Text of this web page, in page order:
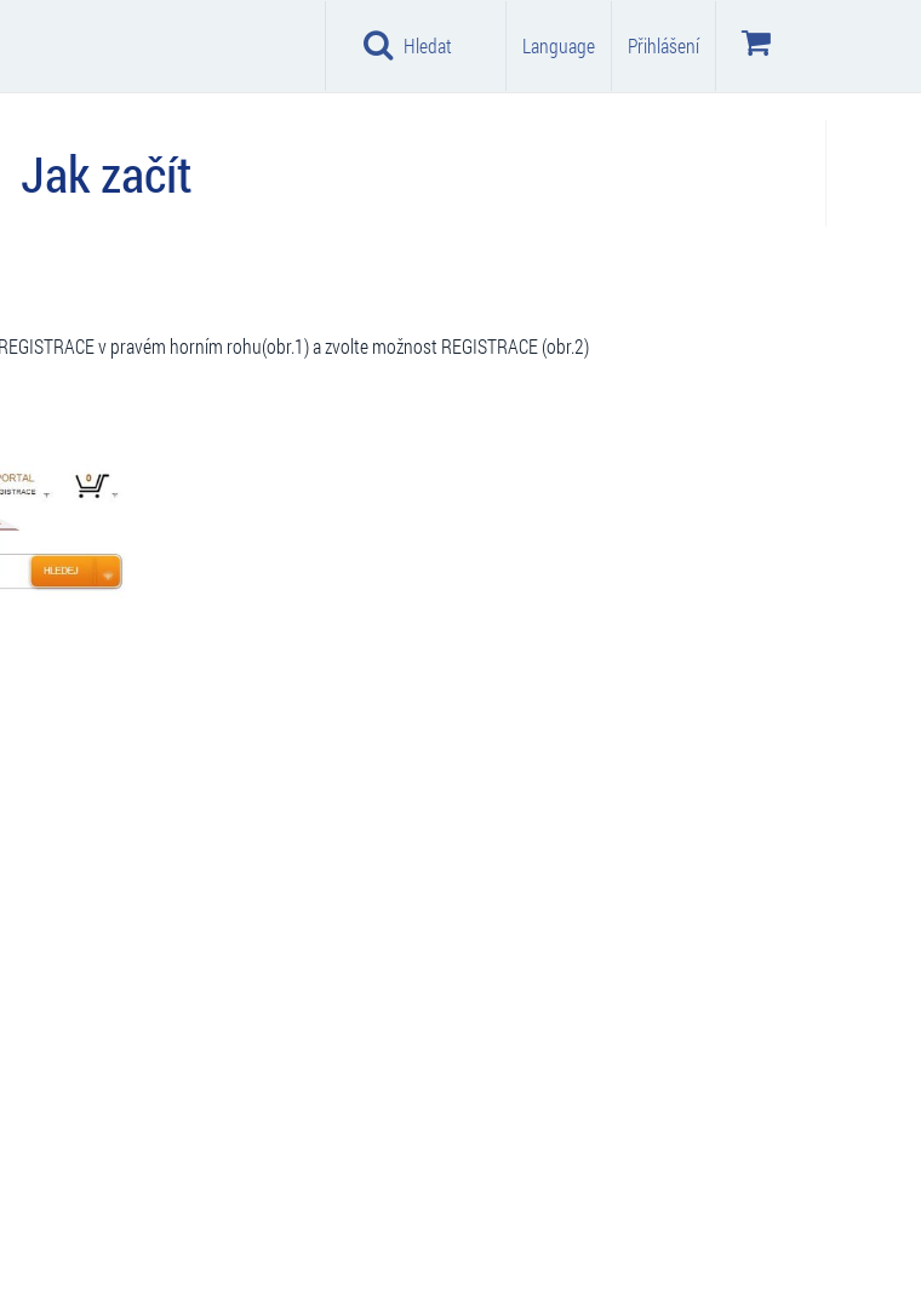
Hledat Language Přihlášení
Jak začít
v pravém horním rohu(obr.1) a zvolte možnost REGISTRACE (obr.2)